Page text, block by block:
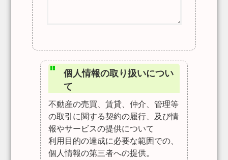
個人情報の取り扱いについ
て
不動産の売買、賃貸、仲介、管理等
の取引に関する契約の履行、及び情
報やサービスの提供について
利用目的の達成に必要な範囲での、
個人情報の第三者への提供。